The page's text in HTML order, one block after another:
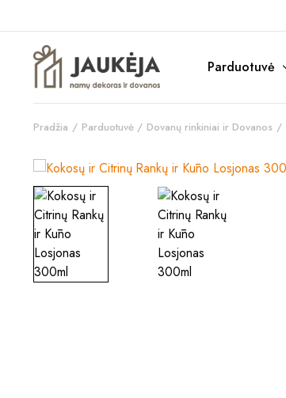
Parduotuvė
Pradžia Parduotuvė Dovanų rinkiniai ir Dovanos